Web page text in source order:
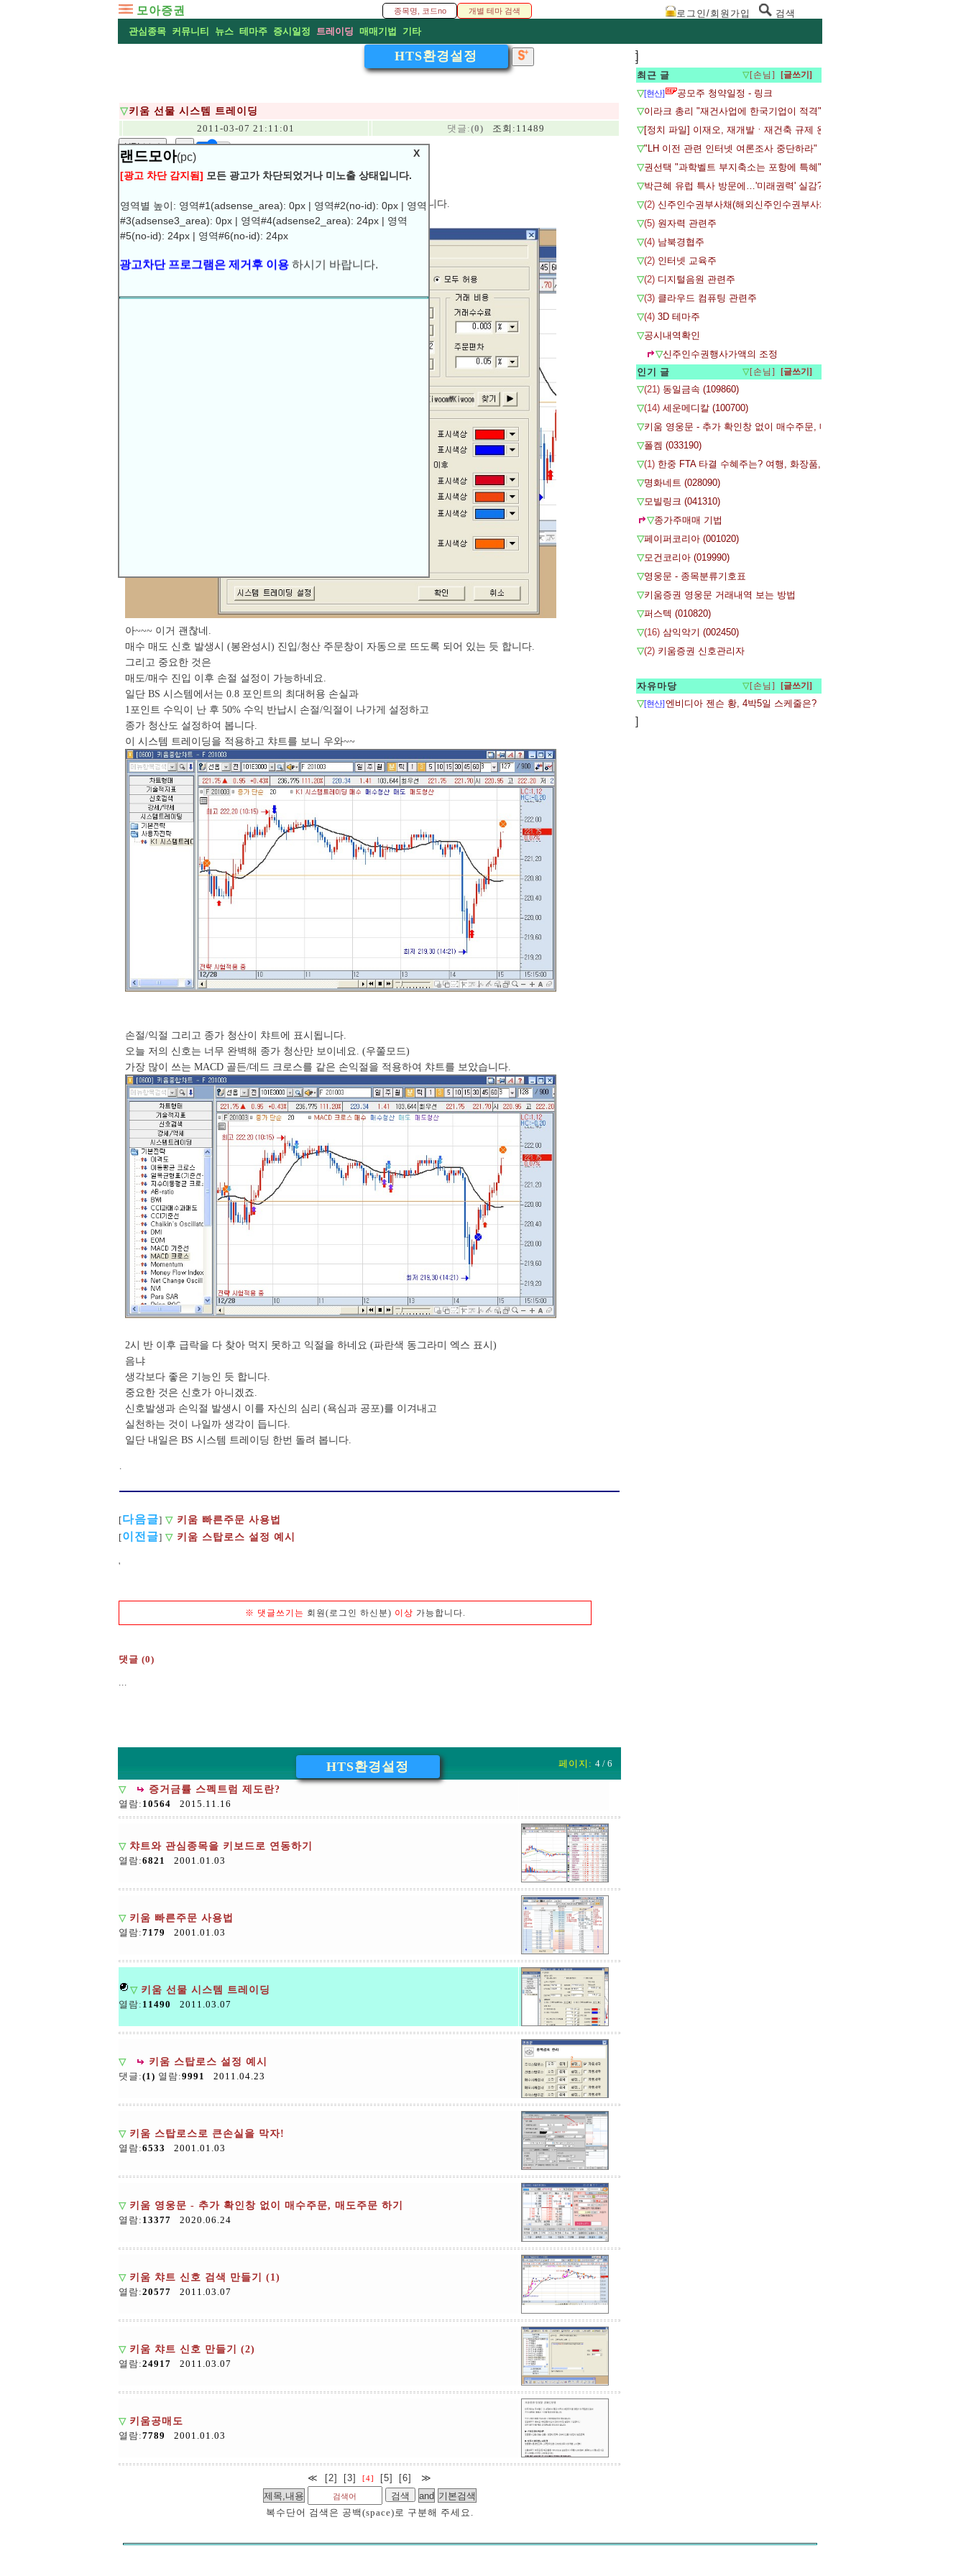
모아증권 로그인/회원가입 검색
관심종목 커뮤니티 뉴스 테마주 증시일정 트레이딩 매매기법 기타
X
랜드모아(pc)
[광고 차단 감지됨] 모든 광고가 차단되었거나 미노출 상태입니다.
영역별 높이: 영역#1(adsense_area): 0px | 영역#2(no-id): 0px | 영역
#3(adsense3_area): 0px | 영역#4(adsense2_area): 24px | 영역
#5(no-id): 24px | 영역#6(no-id): 24px
광고차단 프로그램은 제거후 이용하시기 바랍니다.
HTS환경설정
▽키움 선물 시스템 트레이딩
2011-03-07 21:11:01
댓글:(0)
조회:11489
URL복사
▶
BS 선물 매매 신호의 검증을 위해 선물 모의투자 계좌를 신청하였다.
그리고 나서보니 종합챠트에서 보았던 시스템 트레이딩이 생각이 납니다.
무대포로 열어 보았습니다.
아~~~ 이거 괜찮네.
매수 매도 신호 발생시 (봉완성시) 진입/청산 주문창이 자동으로 뜨도록 되어 있는 듯 합니다.
그리고 중요한 것은
매도/매수 진입 이후 손절 설정이 가능하네요.
일단 BS 시스템에서는 0.8 포인트의 최대허용 손실과
1포인트 수익이 난 후 50% 수익 반납시 손절/익절이 나가게 설정하고
종가 청산도 설정하여 봅니다.
이 시스템 트레이딩을 적용하고 챠트를 보니 우와~~
손절/익절 그리고 종가 청산이 챠트에 표시됩니다.
오늘 저의 신호는 너무 완벽해 종가 청산만 보이네요. (우쭐모드)
가장 많이 쓰는 MACD 골든/데드 크로스를 같은 손익절을 적용하여 챠트를 보았습니다.
2시 반 이후 급락을 다 찾아 먹지 못하고 익절을 하네요 (파란색 동그라미 엑스 표시)
음냐
생각보다 좋은 기능인 듯 합니다.
중요한 것은 신호가 아니겠죠.
신호발생과 손익절 발생시 이를 자신의 심리 (욕심과 공포)를 이겨내고
실천하는 것이 나일까 생각이 듭니다.
일단 내일은 BS 시스템 트레이딩 한번 돌려 봅니다.
.
[다음글] ▽ 키움 빠른주문 사용법
[이전글] ▽ 키움 스탑로스 설정 예시
'
※ 댓글쓰기는 회원(로그인 하신분) 이상 가능합니다.
댓글 (0)
...
HTS환경설정 페이지: 4 / 6
▽
증거금률 스펙트럼 제도란?
열람: 10564 2015.11.16
▽ 챠트와 관심종목을 키보드로 연동하기
열람:6821 2001.01.03
▽ 키움 빠른주문 사용법
열람:7179 2001.01.03
▽ 키움 선물 시스템 트레이딩
열람: 11490 2011.03.07
▽
키움 스탑로스 설정 예시
댓글:(1) 열람:9991 2011.04.23
▽ 키움 스탑로스로 큰손실을 막자!
열람:6533 2001.01.03
▽ 키움 영웅문 - 추가 확인창 없이 매수주문, 매도주문 하기
열람: 13377 2020.06.24
▽ 키움 챠트 신호 검색 만들기 (1)
열람:20577 2011.03.07
▽ 키움 챠트 신호 만들기 (2)
열람:24917 2011.03.07
▽ 키움공매도
열람:7789 2001.01.03
≪ [2] [3] [4] [5] [6] ≫
복수단어 검색은 공백(space)로 구분해 주세요.
]
]
최근 글 ▽[손님]
▽[현산]
공모주 청약일정 - 링크
▽이라크 총리 "재건사업에 한국기업이 적격"
▽[정치 파일] 이재오, 재개발ㆍ재건축 규제 완화법 대표 발의
▽"LH 이전 관련 인터넷 여론조사 중단하라"
▽권선택 "과학벨트 부지축소는 포항에 특혜"
▽박근혜 유럽 특사 방문에…'미래권력' 실감?
▽(2) 신주인수권부사채(해외신주인수권부사채 포함) 발행후 만기전 사채 취득
▽(5) 원자력 관련주
▽(4) 남북경협주
▽(2) 인터넷 교육주
▽(2) 디지털음원 관련주
▽(3) 클라우드 컴퓨팅 관련주
▽(4) 3D 테마주
▽공시내역확인
▽신주인수권행사가액의 조정
인기 글
▽[손님]
▽(21) 동일금속 (109860)
▽(14) 세운메디칼 (100700)
▽키움 영웅문 - 추가 확인창 없이 매수주문, 매도주문 하기
▽폴켐 (033190)
▽(1) 한중 FTA 타결 수혜주는? 여행, 화장품, 한류 콘텐츠, 운수송산업
▽명화네트 (028090)
▽모빌링크 (041310)
▽종가주매매 기법
▽페이퍼코리아 (001020)
▽모건코리아 (019990)
▽영웅문 - 종목분류기호표
▽키움증권 영웅문 거래내역 보는 방법
▽퍼스텍 (010820)
▽(16) 삼익악기 (002450)
▽(2) 키움증권 신호관리자
자유마당 ▽[손님]
▽[현산] 엔비디아 젠슨 황, 4박5일 스케줄은?
]